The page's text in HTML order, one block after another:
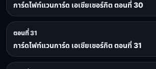
การ์ดไฟท์แวนการ์ด เอเชียเซอร์กิต ตอนที่ 30
ตอนที่ 31
การ์ดไฟท์แวนการ์ด เอเชียเซอร์กิต ตอนที่ 31